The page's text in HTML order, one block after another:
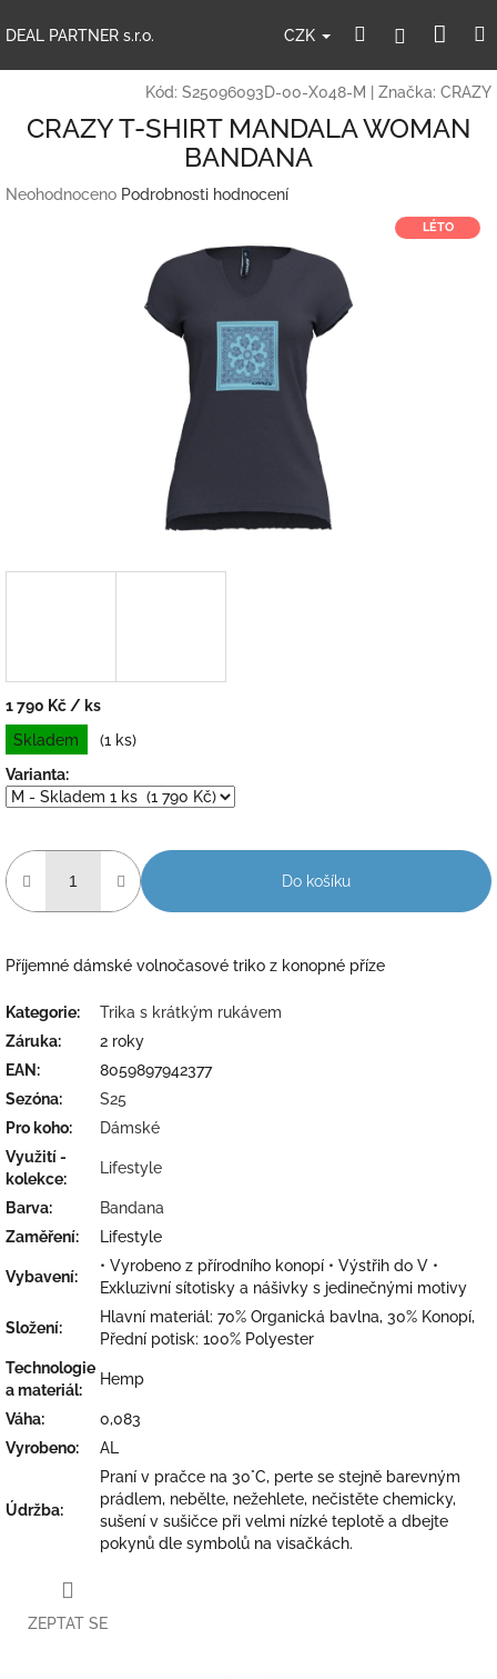
naDEAL PARTNER s.r.o. CZK HledatPřihlášení
Kód: S25096093D-00-X048-M Značka: CRAZY
CRAZY T-SHIRT MANDALA WOMAN
BANDANA
Průměrné
Neohodnoceno Podrobnosti hodnocení
LÉTO
1 790 Kč / ks
Měrná
cena:
Skladem
(1 ks)
Varianta:
Do košíku
Příjemné dámské volnočasové triko z konopné příze
Kategorie:
Trika s krátkým rukávem
Záruka:
2 roky
EAN :
8059897942377
Sezóna:
S25
Pro koho:
Dámské
Využití -
kolekce:
Lifestyle
Barva:
Bandana
Zaměření: Lifestyle
Vybavení:
• Vyrobeno z přírodního konopí • Výstřih do V •
Exkluzivní sítotisky a nášivky s jedinečnými motivy
Složení:
Hlavní materiál: 70% Organická bavlna, 30% Konopí,
Přední potisk: 100% Polyester
Technologie
a materiál:
Hemp
Váha:
0,083
Vyrobeno: AL
Údržba:
Praní v pračce na 30°C, perte se stejně barevným
prádlem, nebělte, nežehlete, nečistěte chemicky,
sušení v sušičce při velmi nízké teplotě a dbejte
pokynů dle symbolů na visačkách.
ZEPTAT SE